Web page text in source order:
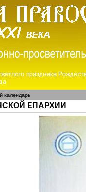
календарь
ЕПАРХИИ